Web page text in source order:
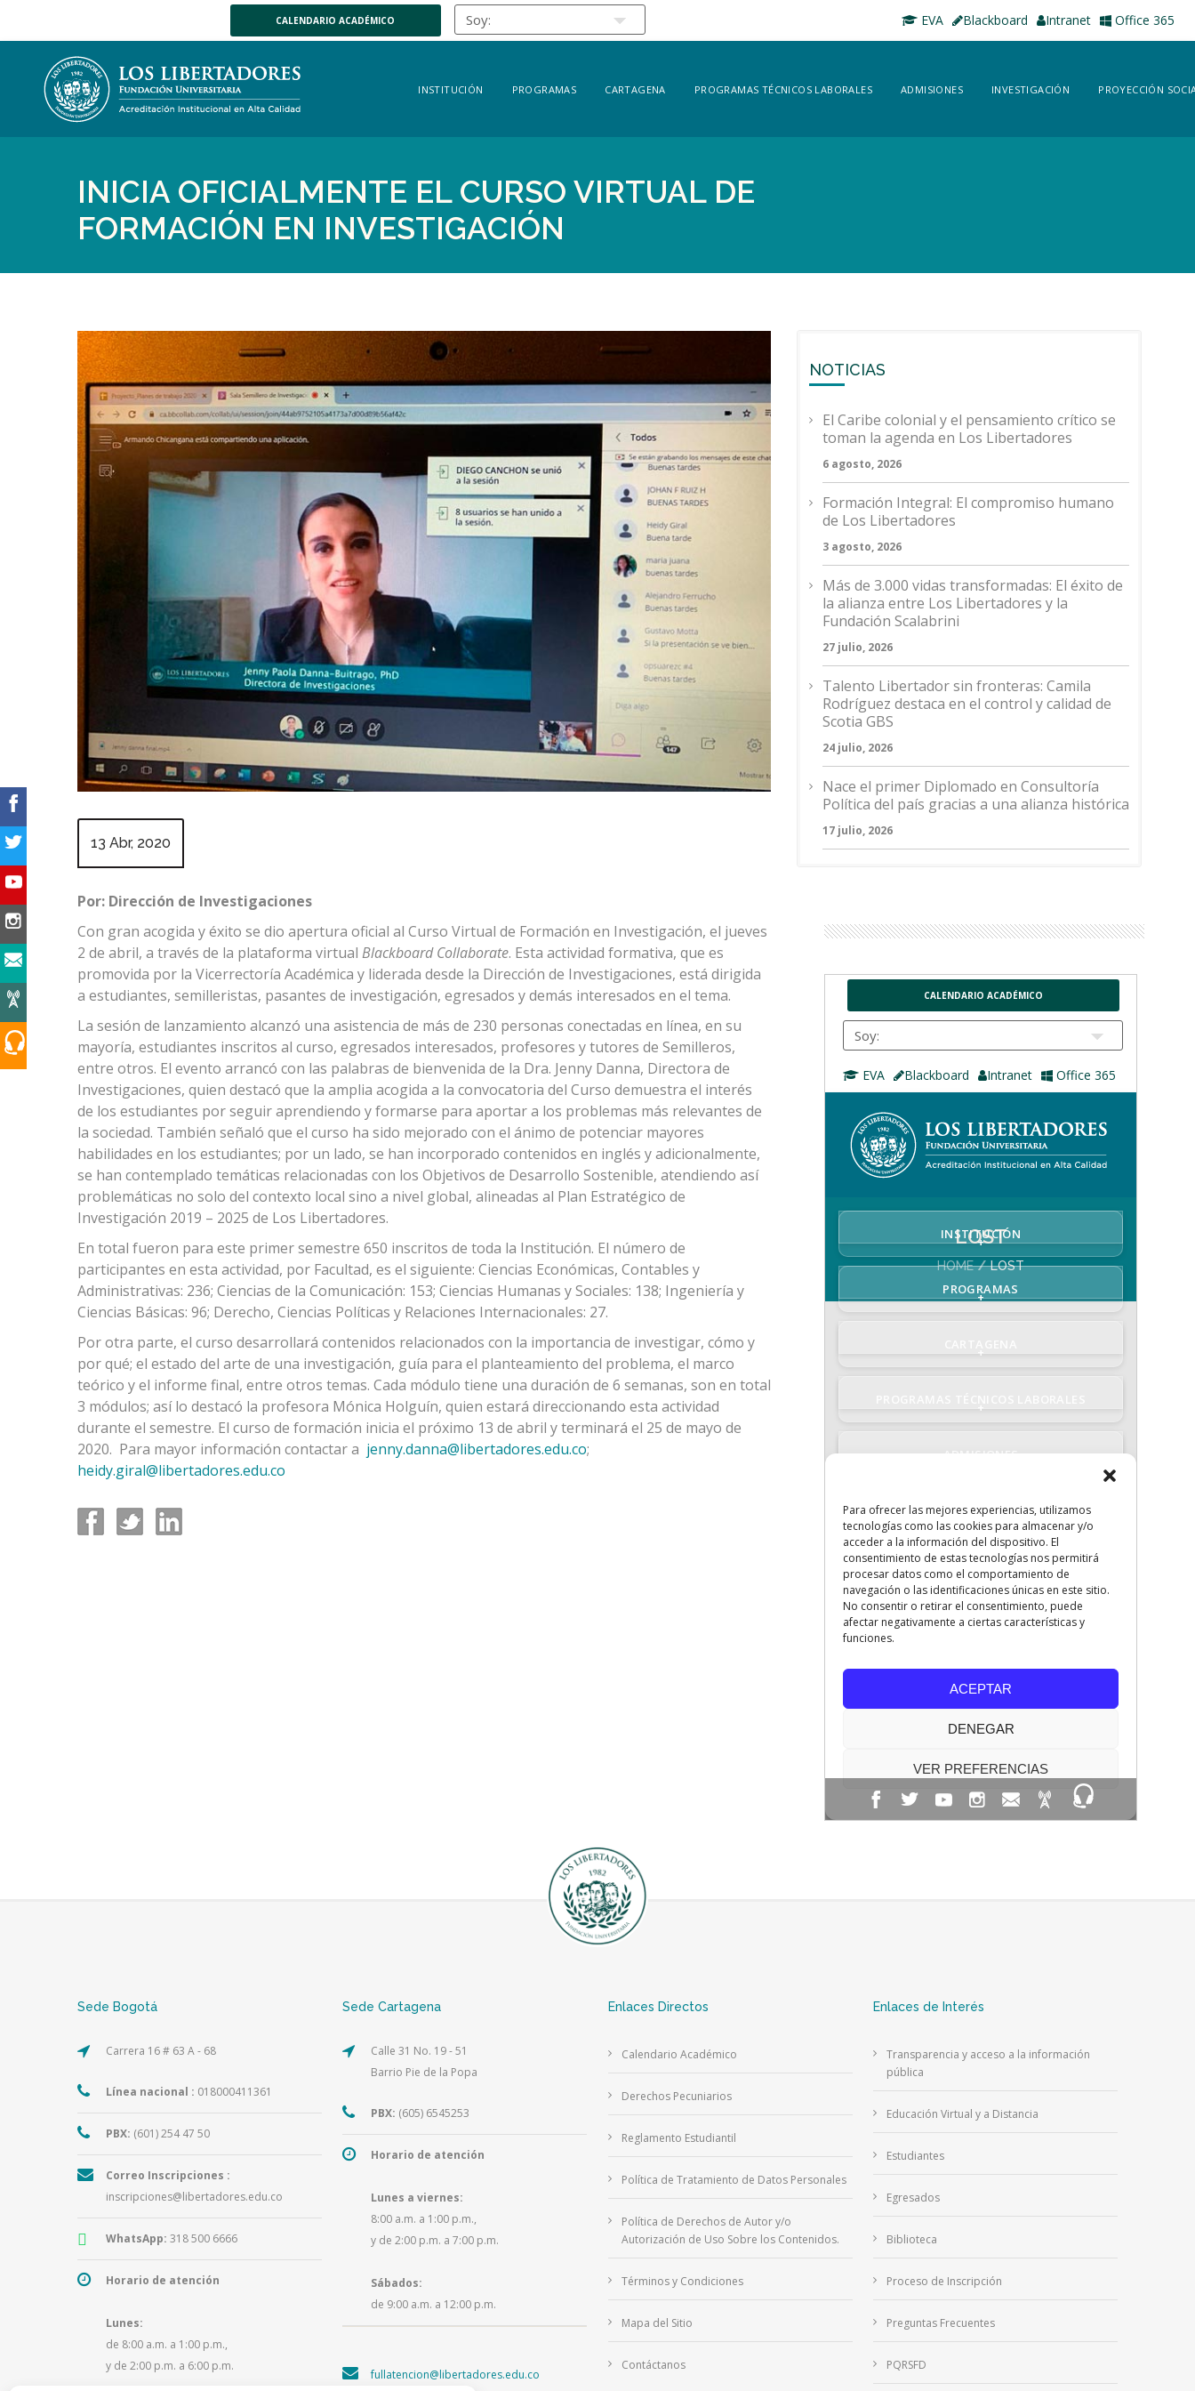
CALENDARIO ACADÉMICO EVA Blackboard Intranet Office 365
INSTITUCIÓN PROGRAMAS CARTAGENA PROGRAMAS TÉCNICOS LABORALES ADMISIONES INVESTIGACIÓN PROYECCIÓN
INICIA OFICIALMENTE EL CURSO VIRTUAL DE
FORMACIÓN EN INVESTIGACIÓN
13 Abr, 2020
Por: Dirección de Investigaciones
Con gran acogida y éxito se dio apertura oficial al Curso Virtual de Formación en Investigación, el jueves
2 de abril, a través de la plataforma virtual Blackboard Collaborate. Esta actividad formativa, que es
promovida por la Vicerrectoría Académica y liderada desde la Dirección de Investigaciones, está dirigida
a estudiantes, semilleristas, pasantes de investigación, egresados y demás interesados en el tema.
La sesión de lanzamiento alcanzó una asistencia de más de 230 personas conectadas en línea, en su
mayoría, estudiantes inscritos al curso, egresados interesados, profesores y tutores de Semilleros,
entre otros. El evento arrancó con las palabras de bienvenida de la Dra. Jenny Danna, Directora de
Investigaciones, quien destacó que la amplia acogida a la convocatoria del Curso demuestra el interés
de los estudiantes por seguir aprendiendo y formarse para aportar a los problemas más relevantes de
la sociedad. También señaló que el curso ha sido mejorado con el ánimo de potenciar mayores
habilidades en los estudiantes; por un lado, se han incorporado contenidos en inglés y adicionalmente,
se han contemplado temáticas relacionadas con los Objetivos de Desarrollo Sostenible, atendiendo así
problemáticas no solo del contexto local sino a nivel global, alineadas al Plan Estratégico de
Investigación 2019 – 2025 de Los Libertadores.
En total fueron para este primer semestre 650 inscritos de toda la Institución. El número de
participantes en esta actividad, por Facultad, es el siguiente: Ciencias Económicas, Contables y
Administrativas: 236; Ciencias de la Comunicación: 153; Ciencias Humanas y Sociales: 138; Ingeniería y
Ciencias Básicas: 96; Derecho, Ciencias Políticas y Relaciones Internacionales: 27.
Por otra parte, el curso desarrollará contenidos relacionados con la importancia de investigar, cómo y
por qué; el estado del arte de una investigación, guía para el planteamiento del problema, el marco
teórico y el informe final, entre otros temas. Cada módulo tiene una duración de 6 semanas, son en total
3 módulos; así lo destacó la profesora Mónica Holguín, quien estará direccionando esta actividad
durante el semestre. El curso de formación inicia el próximo 13 de abril y terminará el 25 de mayo de
2020. Para mayor información contactar a jenny.danna@libertadores.edu.co;
heidy.giral@libertadores.edu.co
NOTICIAS
El Caribe colonial y el pensamiento crítico se
toman la agenda en Los Libertadores
6 agosto, 2026
Formación Integral: El compromiso humano
de Los Libertadores
3 agosto, 2026
Más de 3.000 vidas transformadas: El éxito de
la alianza entre Los Libertadores y la
Fundación Scalabrini
27 julio, 2026
Talento Libertador sin fronteras: Camila
Rodríguez destaca en el control y calidad de
Scotia GBS
24 julio, 2026
Nace el primer Diplomado en Consultoría
Política del país gracias a una alianza histórica
17 julio, 2026
Sede Bogotá
Carrera 16 # 63 A - 68
Línea nacional : 018000411361
PBX: (601) 254 47 50
Correo Inscripciones :
inscripciones@libertadores.edu.co
WhatsApp: 318 500 6666
Horario de atención
Lunes:
de 8:00 a.m. a 1:00 p.m.,
y de 2:00 p.m. a 6:00 p.m.
Sede Cartagena
Calle 31 No. 19 - 51
Barrio Pie de la Popa
PBX: (605) 6545253
Horario de atención
Lunes a viernes:
8:00 a.m. a 1:00 p.m.,
y de 2:00 p.m. a 7:00 p.m.
Sábados:
de 9:00 a.m. a 12:00 p.m.
fullatencion@libertadores.edu.co
Enlaces Directos
Calendario Académico
Derechos Pecuniarios
Reglamento Estudiantil
Política de Tratamiento de Datos Personales
Política de Derechos de Autor y/o
Autorización de Uso Sobre los Contenidos.
Términos y Condiciones
Mapa del Sitio
Contáctanos
Enlaces de Interés
Transparencia y acceso a la información
pública
Educación Virtual y a Distancia
Estudiantes
Egresados
Biblioteca
Proceso de Inscripción
Preguntas Frecuentes
PQRSFD